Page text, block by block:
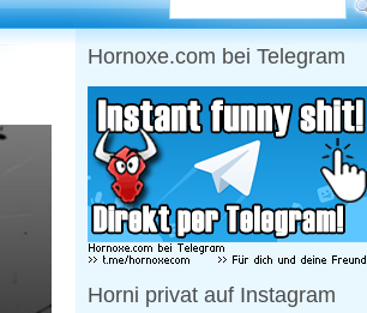
Hornoxe.com bei Telegram
Horni privat auf Instagram